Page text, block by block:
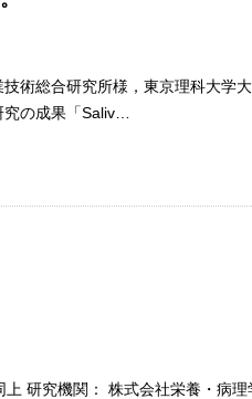
術総合研究所様，東京理科大学
の成果「Saliv…
研究機関： 株式会社栄養・病理